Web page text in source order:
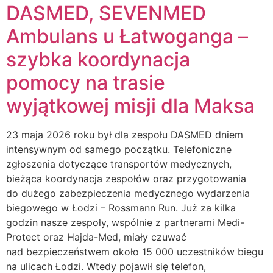
DASMED, SEVENMED
Ambulans u Łatwoganga –
szybka koordynacja
pomocy na trasie
wyjątkowej misji dla Maksa
23 maja 2026 roku był dla zespołu DASMED dniem
intensywnym od samego początku. Telefoniczne
zgłoszenia dotyczące transportów medycznych,
bieżąca koordynacja zespołów oraz przygotowania
do dużego zabezpieczenia medycznego wydarzenia
biegowego w Łodzi – Rossmann Run. Już za kilka
godzin nasze zespoły, wspólnie z partnerami Medi-
Protect oraz Hajda-Med, miały czuwać
nad bezpieczeństwem około 15 000 uczestników biegu
na ulicach Łodzi. Wtedy pojawił się telefon,